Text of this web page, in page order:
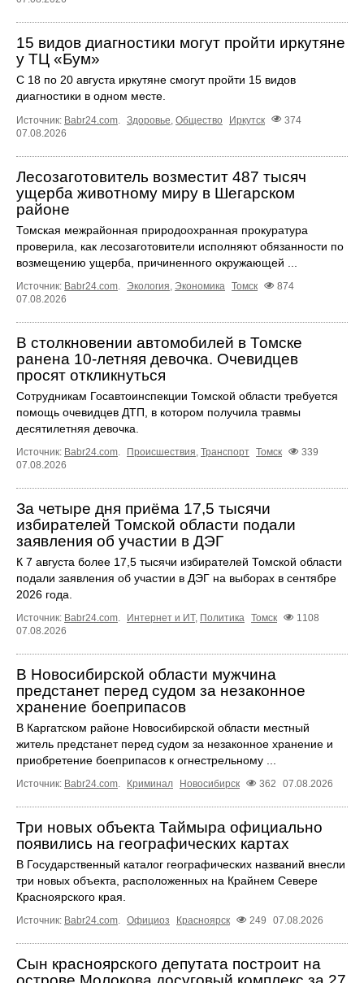
15 видов диагностики могут пройти иркутяне
у ТЦ «Бум»
С 18 по 20 августа иркутяне смогут пройти 15 видов
диагностики в одном месте.
Источник: Babr24.com Здоровье Общество Иркутск
374
07.08.2026
Лесозаготовитель возместит 487 тысяч
ущерба животному миру в Шегарском
районе
Томская межрайонная природоохранная прокуратура
проверила, как лесозаготовители исполняют обязанности по
возмещению ущерба, причиненного окружающей ...
Источник: Babr24.com Экология Экономика Томск
874
07.08.2026
В столкновении автомобилей в Томске
ранена 10-летняя девочка. Очевидцев
просят откликнуться
Сотрудникам Госавтоинспекции Томской области требуется
помощь очевидцев ДТП, в котором получила травмы
десятилетняя девочка.
Источник: Babr24.com Происшествия Транспорт Томск
339
07.08.2026
За четыре дня приёма 17,5 тысячи
избирателей Томской области подали
заявления об участии в ДЭГ
К 7 августа более 17,5 тысячи избирателей Томской области
подали заявления об участии в ДЭГ на выборах в сентябре
2026 года.
Источник: Babr24.com. Интернет и ИТ, Политика Томск
1108
07.08.2026
В Новосибирской области мужчина
предстанет перед судом за незаконное
хранение боеприпасов
В Каргатском районе Новосибирской области местный
житель предстанет перед судом за незаконное хранение и
приобретение боеприпасов к огнестрельному ...
Источник: Babr24.com. Криминал Новосибирск 362 07.08.2026
Три новых объекта Таймыра официально
появились на географических картах
В Государственный каталог географических названий внесли
три новых объекта, расположенных на Крайнем Севере
Красноярского края.
Источник: Babr24.com. Официоз Красноярск 249 07.08.2026
Сын красноярского депутата построит на